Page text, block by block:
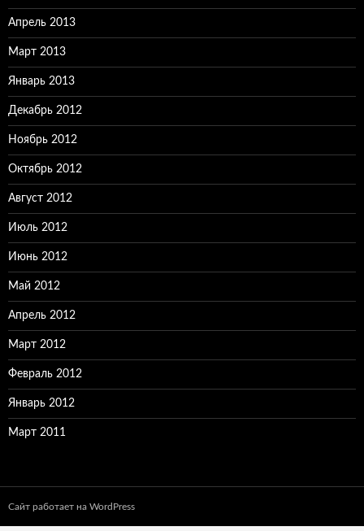
Апрель 2013
Март 2013
Январь 2013
Декабрь 2012
Ноябрь 2012
Октябрь 2012
Август 2012
Июль 2012
Июнь 2012
Май 2012
Апрель 2012
Март 2012
Февраль 2012
Январь 2012
Март 2011
Сайт работает на WordPress